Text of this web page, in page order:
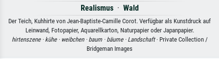
Realismus· Wald
Der Teich, Kuhhirte von Jean-Baptiste-Camille Corot. Verfügbar als Kunstdruck auf
Leinwand, Fotopapier, Aquarellkarton, Naturpapier oder Japanpapier.
hirtenszene · kühe · weibchen · baum · bäume · Landschaft· Private Collection /
Bridgeman Images